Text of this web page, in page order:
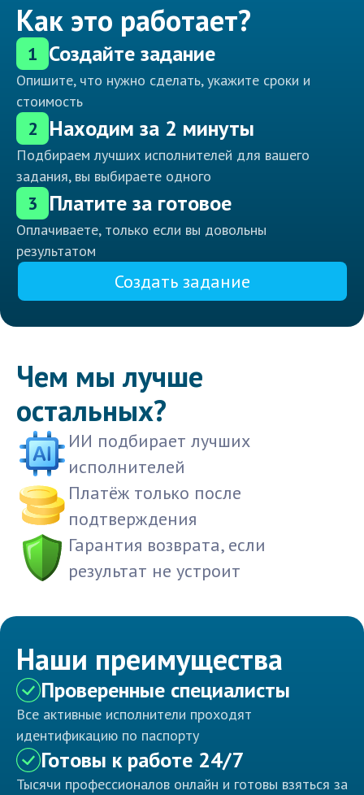
Как это работает?
1 Создайте задание
Опишите, что нужно сделать, укажите сроки и
стоимость
2 Находим за 2 минуты
Подбираем лучших исполнителей для вашего
задания, вы выбираете одного
3 Платите за готовое
Оплачиваете, только если вы довольны
результатом
Создать задание
Чем мы лучше
остальных?
ИИ подбирает лучших
исполнителей
Платёж только после
подтверждения
Гарантия возврата, если
результат не устроит
Наши преимущества
Проверенные специалисты
Все активные исполнители проходят
идентификацию по паспорту
Готовы к работе 24/7
Тысячи профессионалов онлайн и готовы взяться за